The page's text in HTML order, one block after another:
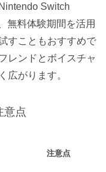
Switch
無料体験期間を活用
すこともおすすめで
レンドとボイスチャ
広がります。
意点
注意点